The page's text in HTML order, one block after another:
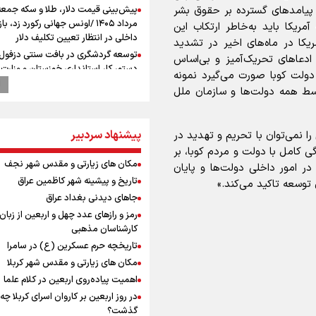
گسترده بر حقوق بشر
باید به‌خاطر ارتکاب این
در ماه‌های اخیر در تشدید
ادعا‌های تحریک‌آمیز و بی‌اساس
کوبا صورت می‌گیرد نمونه
همه دولت‌ها و سازمان ملل
نمی‌توان با تحریم و تهدید در
با دولت و مردم کوبا، بر
امور داخلی دولت‌ها و پایان
توسعه تاکید می‌کند.»
مرداد ۱۴۰۵ /اونس جهانی رکورد زد،
داخلی در انتظار تعیین تکلیف دلار
توسعه گردشگری در بافت سنتی
دستور کار استانداری خوزستان و
ترامپ انگشت تهدید را به سمت
گرفت؛ اقتصادتان را به هم می‌ریزم
پالایشگاه نفت اسلواکی منفجر شد
نصیری: امیدوارم با خوشرنگ‌ترین
ایران برگردیم/ حضور شهاب حسینی در
تیم انگیزه می‌دهد/ امیدوارم پرسپولیس
فصل موفقی داشته باشد
میان صعود و سقوط
از گوشت ۴ هزار تومانی تا بازار
افت ۳۰ درصدی قیمت دام، گوشت
نمی‌شود
وزیر ورزش و جوانان ایران از مرکز ملی
پیشنهاد سردبیر
مکان های زیارتی و مقدس شهر نجف
تاریخ و پیشینه شهر کاظمین عراق
جاهای دیدنی بغداد عراق
رمز و رازهای عدد چهل و اربعین از زبان
کارشناسان مذهبی
تاریخچه حرم عسکرین (ع) در سامرا
مکان های زیارتی و مقدس شهر کربلا
اهمیت پیاده‌روی اربعین در کلام علما
در روز اربعین بر کاروان اسرای کربلا چه
گذشت؟